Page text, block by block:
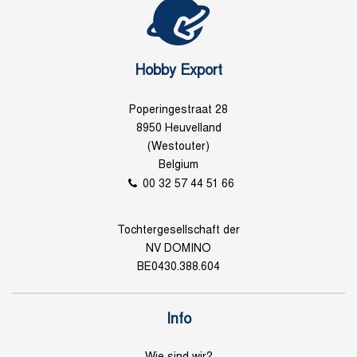
Hobby Export
Poperingestraat 28
8950 Heuvelland
(Westouter)
Belgium
00 32 57 44 51 66
Tochtergesellschaft der
NV DOMINO
BE0430.388.604
Info